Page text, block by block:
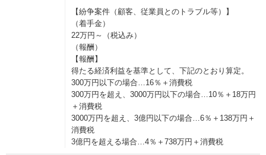
【紛争案件（顧客、従業員とのトラブル等）】
（着手金）
22万円～（税込み）
（報酬）
【報酬】
得たる経済利益を基準として、下記のとおり算定。
300万円以下の場合…16％＋消費税
300万円を超え、3000万円以下の場合…10％＋18万円
＋消費税
3000万円を超え、3億円以下の場合…6％＋138万円＋
消費税
3億円を超える場合…4％＋738万円＋消費税